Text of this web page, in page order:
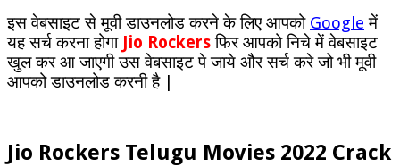
इस वेबसाइट से मूवी डाउनलोड करने के लिए आपको Google में
यह सर्च करना होगा Jio Rockersफिर आपको निचे में वेबसाइट
खुल कर आ जाएगी उस वेबसाइट पे जाये और सर्च करे जो भी मूवी
आपको डाउनलोड करनी है |
Jio Rockers Telugu Movies 2022 Crack